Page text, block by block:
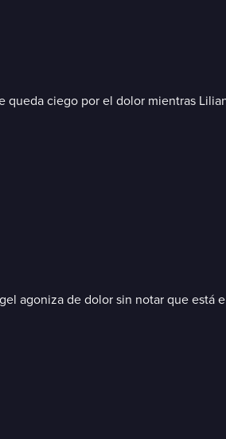
ciego por el dolor mientras
agoniza de dolor sin notar que está